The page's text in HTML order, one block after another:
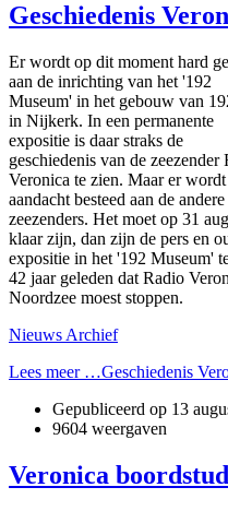
Geschiedenis
Er wordt op dit moment hard
aan de inrichting van het '192
Museum' in het gebouw van
in Nijkerk. In een permanente
expositie is daar straks de
geschiedenis van de zeezender
Veronica te zien. Maar er
aandacht besteed aan de andere
zeezenders. Het moet op 31
klaar zijn, dan zijn de pers en
expositie in het '192 Museum'
42 jaar geleden dat Radio
Noordzee moest stoppen.
Nieuws Archief
Lees meer …Geschiedenis
Gepubliceerd op 13
9604 weergaven
Veronica